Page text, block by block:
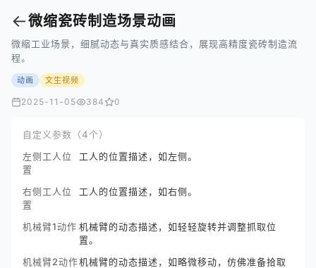
←微缩瓷砖制造场景动画
微缩工业场景，细腻动态与真实质感结合，展现高精度瓷砖制造流
程。
动画 文生视频
2025-11-05 384 0
自定义参数（4个）
左侧工人位
置
工人的位置描述，如左侧。
右侧工人位
置
工人的位置描述，如右侧。
机械臂1动作 机械臂的动态描述，如轻轻旋转并调整抓取位
置。
机械臂2动作机械臂的动态描述，如略微移动，仿佛准备拾取